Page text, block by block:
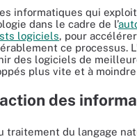
informatiques qui
dans le cadre de l’
logiciels, pour
ce processus.
des logiciels de
plus vite et à
des
traitement du langage